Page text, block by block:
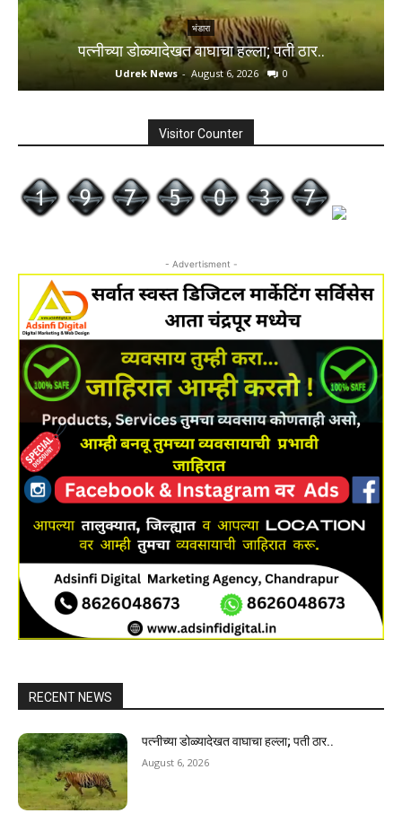
भंडारा
पत्नीच्या डोळ्यादेखत वाघाचा हल्ला; पती ठार..
Udrek News - August 6, 2026 0
Visitor Counter
- Advertisment -
RECENT NEWS
पत्नीच्या डोळ्यादेखत वाघाचा हल्ला; पती ठार..
August 6, 2026